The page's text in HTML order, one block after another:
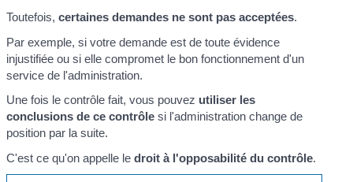
Toutefois,certaines demandes ne sont pas acceptées.
Par exemple, si votre demande est de toute évidence
injustifiée ou si elle compromet le bon fonctionnement d'un
service de l'administration.
Une fois le contrôle fait, vous pouvez utiliser les
conclusions de ce contrôle si l'administration change de
position par la suite.
C'est ce qu'on appelle ledroit à l'opposabilité du contrôle.